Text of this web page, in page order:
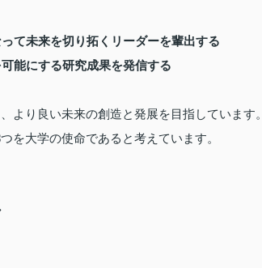
て未来を切り拓くリーダーを輩出する
能にする研究成果を発信する
より良い未来の創造と発展を目指しています。
を大学の使命であると考えています。